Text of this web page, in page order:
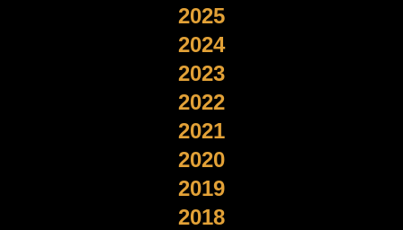
2025
2024
2023
2022
2021
2020
2019
2018